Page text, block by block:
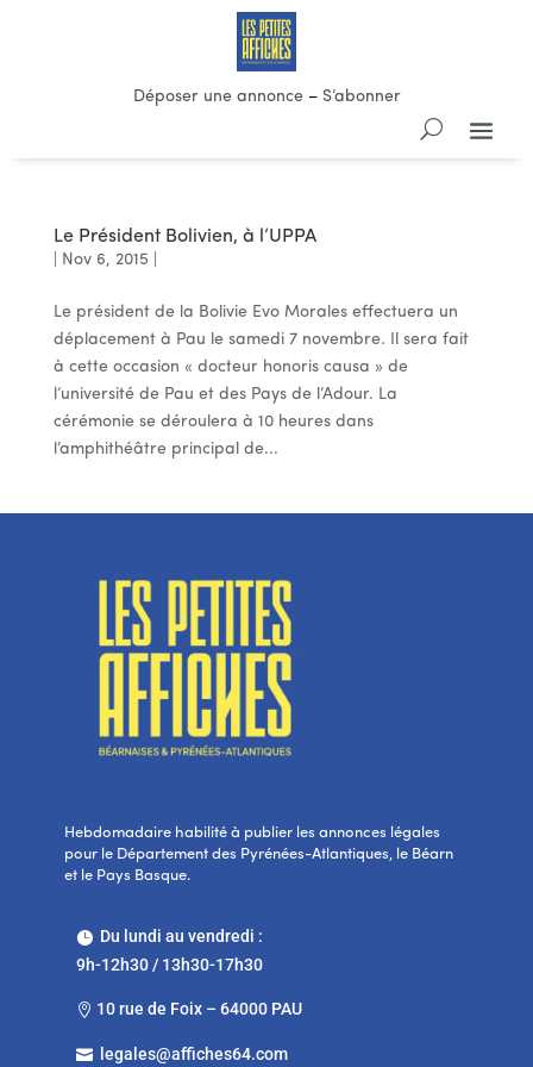
Déposer une annonce– S’abonner
Le Président Bolivien, à l’UPPA
Nov 6, 2015
Le président de la Bolivie Evo Morales effectuera un
déplacement à Pau le samedi 7 novembre. Il sera fait
à cette occasion « docteur honoris causa » de
l’université de Pau et des Pays de l’Adour. La
cérémonie se déroulera à 10 heures dans
l’amphithéâtre principal de...
Hebdomadaire habilité à publier les annonces légales
pour le Département des Pyrénées-Atlantiques, le Béarn
et le Pays Basque.
Du lundi au vendredi :
9h-12h30 / 13h30-17h30
 10 rue de Foix – 64000 PAU
 legales@affiches64.com